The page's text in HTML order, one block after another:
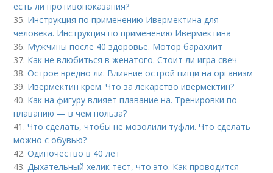
есть ли противопоказания?
35. Инструкция по применению Ивермектина для
человека. Инструкция по применению Ивермектина
36. Мужчины после 40 здоровье. Мотор барахлит
37. Как не влюбиться в женатого. Стоит ли игра свеч
38.Острое вредно ли. Влияние острой пищи на организм
39. Ивермектин крем. Что за лекарство ивермектин?
40. Как на фигуру влияет плавание на. Тренировки по
плаванию — в чем польза?
41.Что сделать, чтобы не мозолили туфли. Что сделать
можно с обувью?
42.Одиночество в 40 лет
43.Дыхательный хелик тест, что это. Как проводится